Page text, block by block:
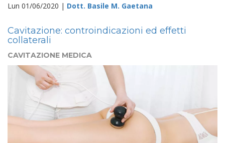
Lun 01/06/2020 | Dott. Basile M. Gaetana
Cavitazione: controindicazioni ed effetti
collaterali
CAVITAZIONE MEDICA